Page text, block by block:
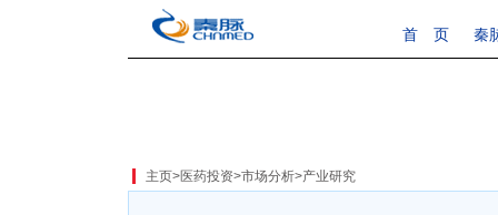
首 页 秦
主页>医药投资>市场分析>产业研究